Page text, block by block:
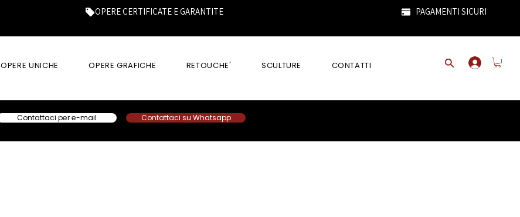
OPERE CERTIFICATE E GARANTITE PAGAMENTI SICURI
OPERE UNICHE OPERE GRAFICHE RETOUCHE' SCULTURE CONTATTI
Contattaci per e-mail Contattaci su Whatsapp